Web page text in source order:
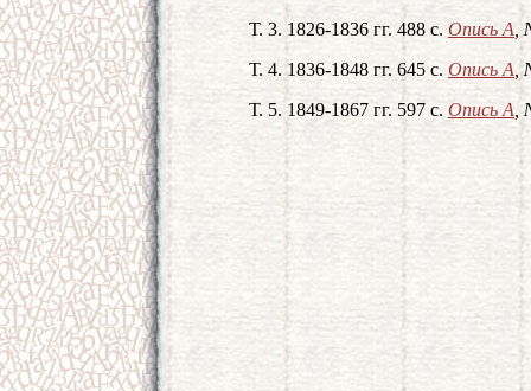
Т. 3. 1826-1836 гг. 488 с. Опись А
Т. 4. 1836-1848 гг. 645 с. Опись А ,
Т. 5. 1849-1867 гг. 597 с. Опись А